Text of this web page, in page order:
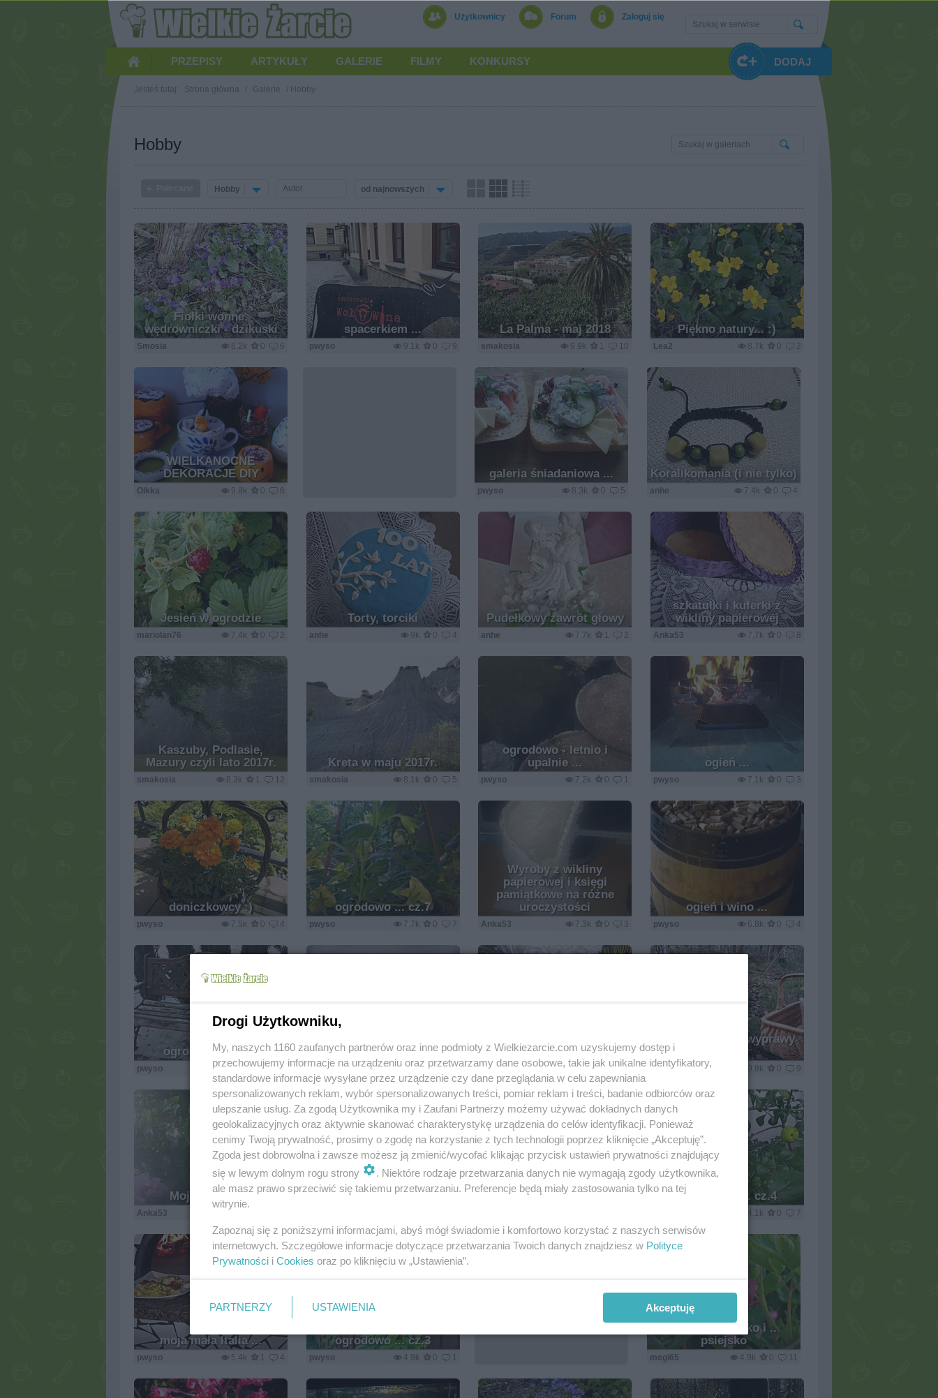
Użytkownicy Forum Zaloguj się
PRZEPISY ARTYKUŁY GALERIE FILMY KONKURSY DODAJ
Jesteś tutaj: Strona główna / Galerie / Hobby
Hobby
Hobby od najnowszych
Fiołki wonne,
wędrowniczki - dzikuski
8.2k 0 6
Smosia
spacerkiem ...
9.1k 0 9
pwyso
La Palma - maj 2018
9.9k 1 10
smakosia
Piękno natury... :)
8.7k 0 2
Lea2
WIELKANOCNE
DEKORACJE DIY
9.8k 0 6
Olkka
galeria śniadaniowa ...
8.3k 0 5
pwyso
Koralikomania (i nie tylko)
7.4k 0 4
anhe
Jesień w ogrodzie
7.4k 0 2
mariolan76
Torty, torciki
9k 0 4
anhe
Pudełkowy zawrót głowy
7.7k 1 2
anhe
szkatułki i kuferki z
wikliny papierowej
7.7k 0 8
Anka53
Kaszuby, Podlasie,
Mazury czyli lato 2017r.
8.3k 1 12
smakosia
Kreta w maju 2017r.
8.1k 0 5
smakosia
ogrodowo - letnio i
upalnie ...
7.2k 0 1
pwyso
ogień ...
7.1k 0 3
pwyso
doniczkowcy :)
7.5k 0 4
pwyso
ogrodowo ... cz.7
7.7k 0 7
pwyso
Wyroby z wikliny
papierowej i księgi
pamiątkowe na różne
uroczystości
7.3k 0 3
Anka53
ogień i wino ...
6.8k 0 4
pwyso
ogrodowo ... cz.6
6.7k 0 2
pwyso
Z serii ......Zrób to sam.
8.6k 0 16
iwett
tylko.......
6.5k 0 22
iwett
Moje grzybowe wyprawy
9.8k 0 9
Wkn
Moje hibiskusy
Anka53
ogrodowo ... cz.5 (juź
jesiennie)
Rejs ogrodowo .... cz.4
4.1k 0 7
moja mała Italia ...
5.4k 1 4
pwyso
ogrodowo ... cz.3
4.9k 0 1
pwyso
Sielsko, wiejsko i ..
psiejsko
4.9k 0 11
megi65
Drogi Użytkowniku,
My, naszych 1160 zaufanych partnerów oraz inne podmioty z Wielkiezarcie.com uzyskujemy dostęp i
przechowujemy informacje na urządzeniu oraz przetwarzamy dane osobowe, takie jak unikalne identyfikatory,
standardowe informacje wysyłane przez urządzenie czy dane przeglądania w celu zapewniania
spersonalizowanych reklam, wybór spersonalizowanych treści, pomiar reklam i treści, badanie odbiorców oraz
ulepszanie usług. Za zgodą Użytkownika my i Zaufani Partnerzy możemy używać dokładnych danych
geolokalizacyjnych oraz aktywnie skanować charakterystykę urządzenia do celów identyfikacji. Ponieważ
cenimy Twoją prywatność, prosimy o zgodę na korzystanie z tych technologii poprzez kliknięcie „Akceptuję”.
Zgoda jest dobrowolna i zawsze możesz ją zmienić/wycofać klikając przycisk ustawień prywatności znajdujący
się w lewym dolnym rogu strony
. Niektóre rodzaje przetwarzania danych nie wymagają zgody użytkownika,
ale masz prawo sprzeciwić się takiemu przetwarzaniu. Preferencje będą miały zastosowania tylko na tej
witrynie.
Zapoznaj się z poniższymi informacjami, abyś mógł świadomie i komfortowo korzystać z naszych serwisów
internetowych. Szczegółowe informacje dotyczące przetwarzania Twoich danych znajdziesz w Polityce
Prywatności i Cookies oraz po kliknięciu w „Ustawienia”.
PARTNERZY USTAWIENIA Akceptuję